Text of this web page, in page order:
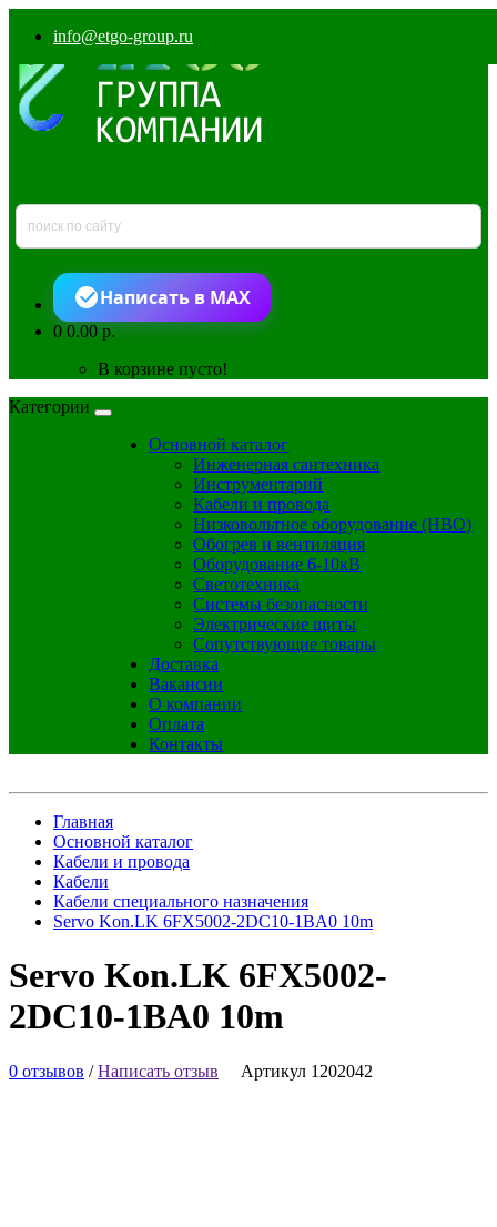
info@etgo-group.ru
Написать в MAX
00.00 р.
В корзине пусто!
Категории
Основной каталог
Инженерная сантехника
Инструментарий
Кабели и провода
Низковольтное оборудование (НВО)
Обогрев и вентиляция
Оборудование 6-10кВ
Светотехника
Системы безопасности
Электрические щиты
Сопутствующие товары
Доставка
Вакансии
О компании
Оплата
Контакты
Главная
Основной каталог
Кабели и провода
Кабели
Кабели специального назначения
Servo Kon.LK 6FX5002-2DC10-1BA0 10m
Servo Kon.LK 6FX5002-
2DC10-1BA0 10m
0 отзывов /Написать отзыв Артикул 1202042